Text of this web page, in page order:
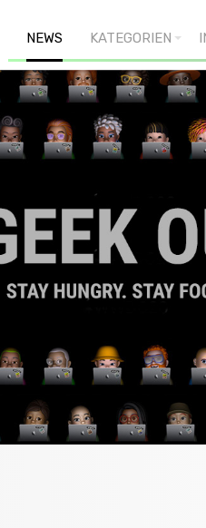
NEWS KATEGORIEN